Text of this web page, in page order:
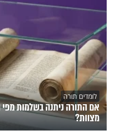
לומדים תורה
אם התורה ניתנה בשלמות מפי
מצוות?